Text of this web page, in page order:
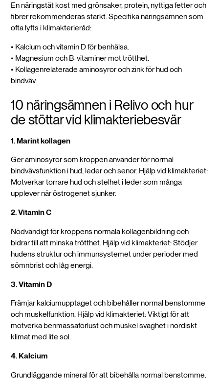
En näringstät kost med grönsaker, protein, nyttiga fetter och
fibrer rekommenderas starkt. Specifika näringsämnen som
ofta lyfts i klimakterieråd:
• Kalcium och vitamin D för benhälsa.
• Magnesium och B-vitaminer mot trötthet.
• Kollagenrelaterade aminosyror och zink för hud och
bindväv.
10 näringsämnen i Relivo och hur
de stöttar vid klimakteriebesvär
1. Marint kollagen
Ger aminosyror som kroppen använder för normal
bindvävsfunktion i hud, leder och senor. Hjälp vid klimakteriet:
Motverkar torrare hud och stelhet i leder som många
upplever när östrogenet sjunker.
2. Vitamin C
Nödvändigt för kroppens normala kollagenbildning och
bidrar till att minska trötthet. Hjälp vid klimakteriet: Stödjer
hudens struktur och immunsystemet under perioder med
sömnbrist och låg energi.
3. Vitamin D
Främjar kalciumupptaget och bibehåller normal benstomme
och muskelfunktion. Hjälp vid klimakteriet: Viktigt för att
motverka benmassaförlust och muskel svaghet i nordiskt
klimat med lite sol.
4. Kalcium
Grundläggande mineral för att bibehålla normal benstomme.